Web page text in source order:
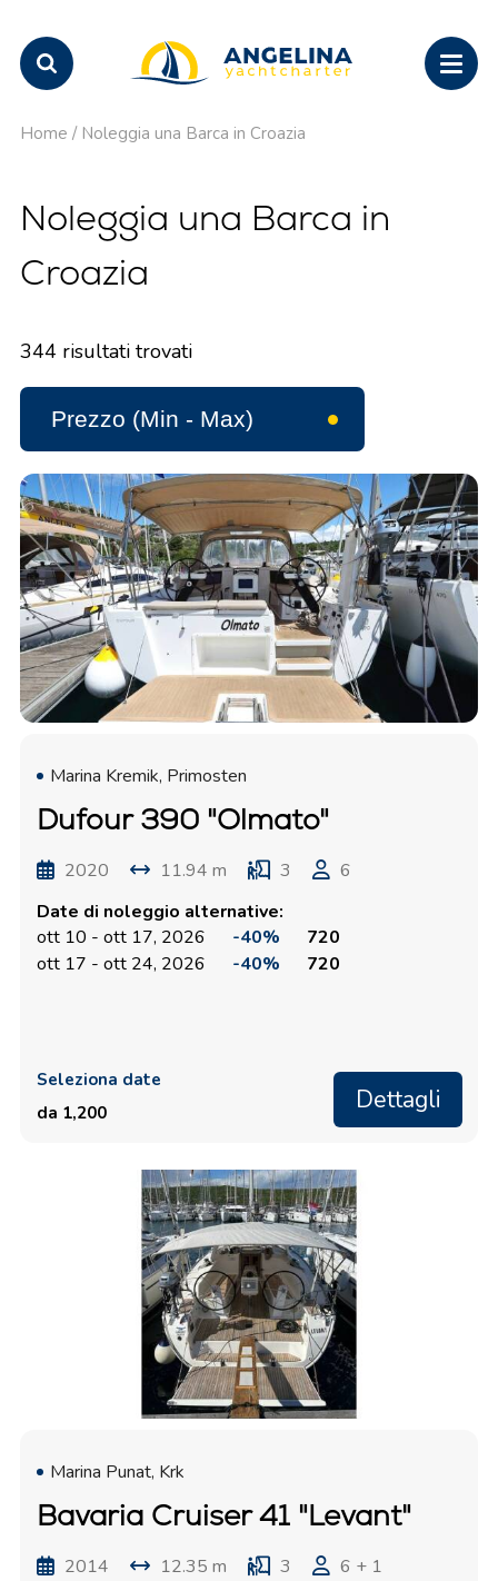
Home / Noleggia una Barca in Croazia
Noleggia una Barca in
Croazia
344 risultati trovati
Marina Kremik, Primosten
Dufour 390 "Olmato"
2020 11.94 m 3
6
Date di noleggio alternative:
ott 10 - ott 17, 2026
-40%
720
ott 17 - ott 24, 2026
-40% 720
Seleziona date
da 1,200
Dettagli
Marina Punat, Krk
Bavaria Cruiser 41 "Levant"
2014 12.35 m 3
6 + 1